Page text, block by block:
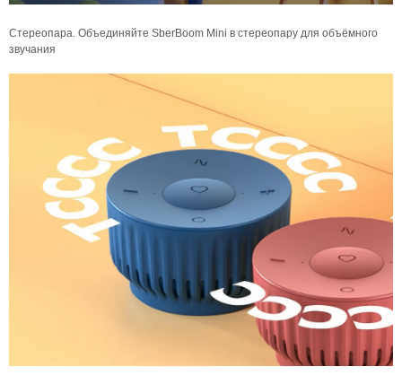
Стереопара. Объединяйте SberBoom Mini в стереопару для объёмного
звучания